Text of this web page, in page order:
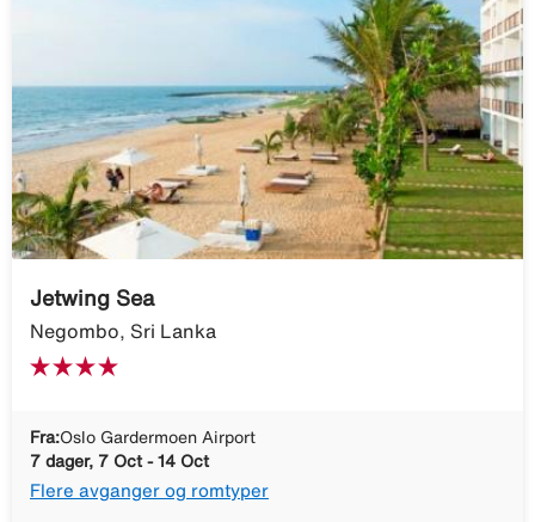
Jetwing Sea
Negombo, Sri Lanka
Fra:Oslo Gardermoen Airport
7 dager, 7 Oct - 14 Oct
Flere avganger og romtyper